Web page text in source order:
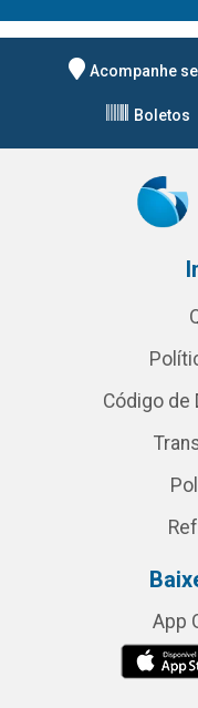
Acompanhe
Boletos
Código de
App